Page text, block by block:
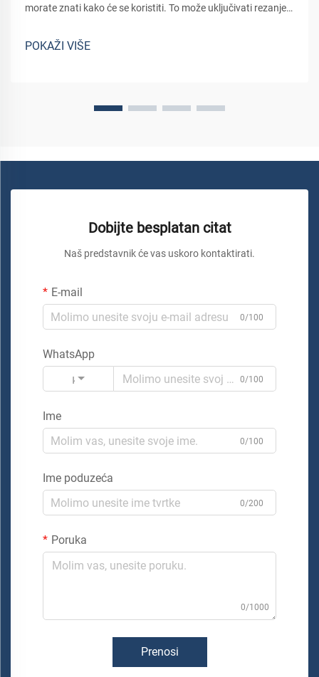
morate znati kako će se koristiti. To može uključivati rezanje
određeni tip noža. Na primjer: noževi koji se koriste za rezanje
uz...
POKAŽI VIŠE
Dobijte besplatan citat
Naš predstavnik će vas uskoro kontaktirati.
E-mail
0/100
WhatsApp
Kod
0/100
Ime
0/100
Ime poduzeća
0/200
Poruka
0/1000
Prenosi